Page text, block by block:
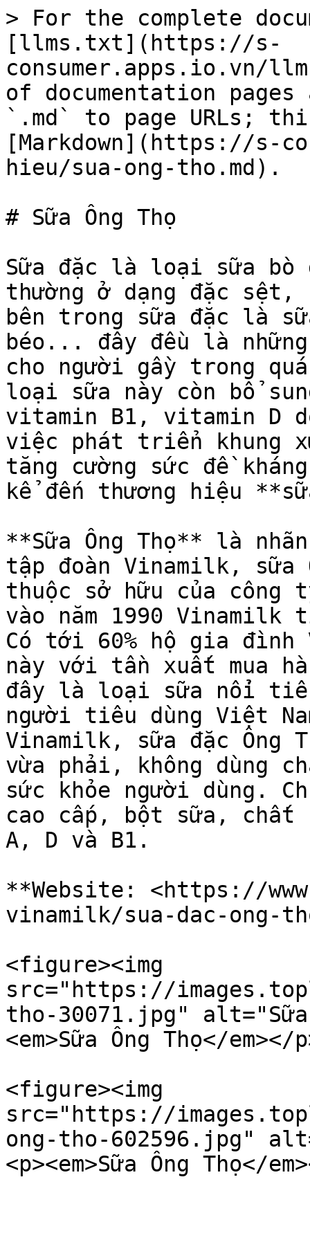
> For the complete
[llms.txt](https://s-
consumer.apps.io.vn/
of documentation
`.md` to page URLs;
[Markdown](https://s-
hieu/sua-ong-tho.md).
# Sữa Ông Thọ
Sữa đặc là loại sữa
thường ở dạng đặc sệt,
bên trong sữa đặc là
béo... đây đều là
cho người gầy trong
loại sữa này còn bổ
vitamin B1, vitamin D
việc phát triển khung
tăng cường sức đề
kể đến thương hiệu
**Sữa Ông Thọ** là
tập đoàn Vinamilk, sữa
thuộc sở hữu của công
vào năm 1990 Vinamilk
Có tới 60% hộ gia đình
này với tần xuất mua
đây là loại sữa nổi
người tiêu dùng Việt
Vinamilk, sữa đặc Ông
vừa phải, không dùng
sức khỏe người dùng.
cao cấp, bột sữa, chất
A, D và B1.
**Website: <https://
vinamilk/sua-dac-ong-
<figure><img
src="https://
tho-30071.jpg" alt="Sữa
<em>Sữa Ông Thọ</
<figure><img
src="https://
ong-tho-602596.jpg"